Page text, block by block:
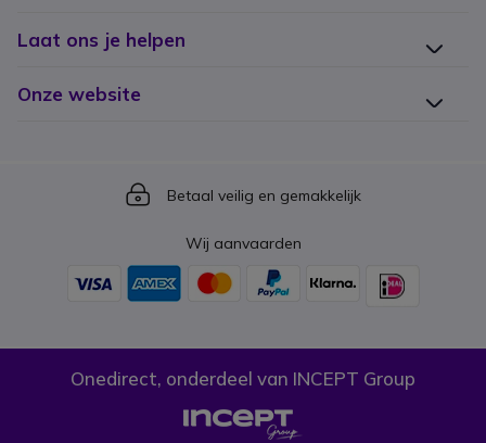
Laat ons je helpen
Onze website
Icon
Betaal veilig en gemakkelijk
Wij aanvaarden
Onedirect, onderdeel van INCEPT Group